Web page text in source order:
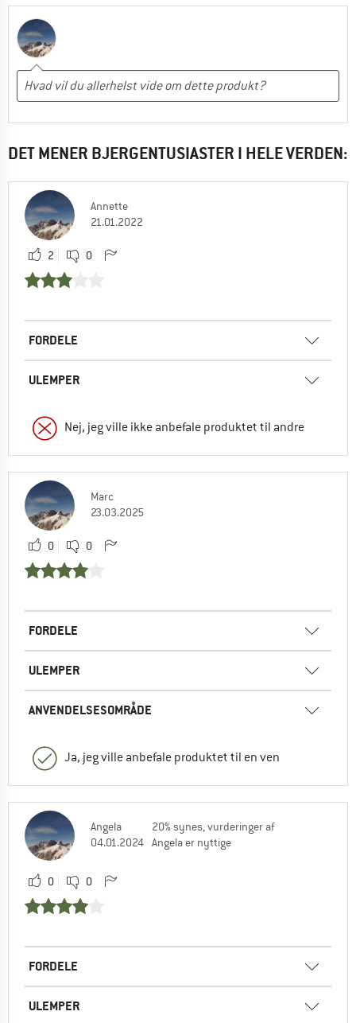
DET MENER BJERGENTUSIASTER I HELE VERDEN:
Annette
21.01.2022
2 0
FORDELE
ULEMPER
Nej, jeg ville ikke anbefale produktet til andre
Marc
23.03.2025
0 0
FORDELE
ULEMPER
ANVENDELSESOMRÅDE
Ja, jeg ville anbefale produktet til en ven
Angela
04.01.2024
20% synes, vurderinger af
Angela er nyttige
0 0
FORDELE
ULEMPER